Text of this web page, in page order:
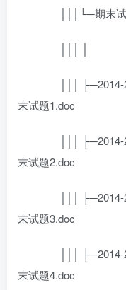
│││└─期末试
│││ ├─2014-
末试题1.doc
│││ ├─2014-
末试题2.doc
│││ ├─2014-
末试题3.doc
│││ ├─2014-
末试题4.doc